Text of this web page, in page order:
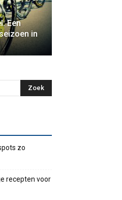
Een
in
zo
recepten voor